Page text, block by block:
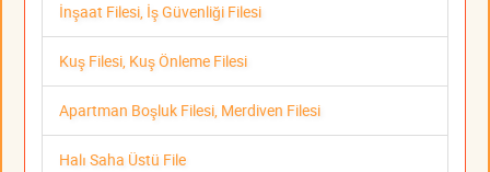
İnşaat Filesi, İş Güvenliği Filesi
Kuş Filesi, Kuş Önleme Filesi
Apartman Boşluk Filesi, Merdiven Filesi
Halı Saha Üstü File